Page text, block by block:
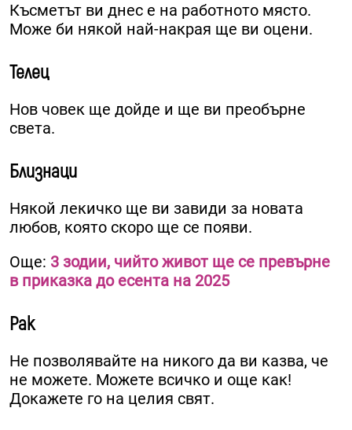
Късметът ви днес е на работното място.
Може би някой най-накрая ще ви оцени.
Телец
Нов човек ще дойде и ще ви преобърне
света.
Близнаци
Някой лекичко ще ви завиди за новата
любов, която скоро ще се появи.
Още: 3 зодии, чийто живот ще се превърне
в приказка до есента на 2025
Рак
Не позволявайте на никого да ви казва, че
не можете. Можете всичко и още как!
Докажете го на целия свят.